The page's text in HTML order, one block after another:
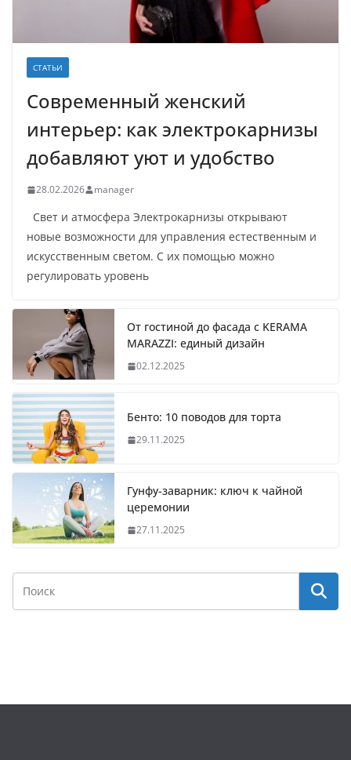
СТАТЬИ
Современный женский
интерьер: как электрокарнизы
добавляют уют и удобство
28.02.2026 manager
Свет и атмосфера Электрокарнизы открывают
новые возможности для управления естественным и
искусственным светом. С их помощью можно
регулировать уровень
От гостиной до фасада с KERAMA
MARAZZI: единый дизайн
02.12.2025
Бенто: 10 поводов для торта
29.11.2025
Гунфу-заварник: ключ к чайной
церемонии
27.11.2025